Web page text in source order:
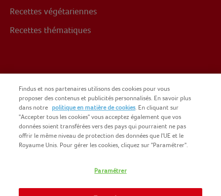
Recettes végétariennes
Recettes thématiques
Facebook
NOMAD FOODS
Findus et nos partenaires utilisons des cookies pour vous
proposer des contenus et publicités personnalisés. En savoir plus
dans notre politique en matière de cookies. En cliquant sur
"Accepter tous les cookies" vous acceptez également que vos
données soient transférées vers des pays qui pourraient ne pas
offrir le même niveau de protection des données que l'UE et le
Royaume Unis. Pour gérer les cookies, cliquez sur "Paramétrer".
Paramétrer